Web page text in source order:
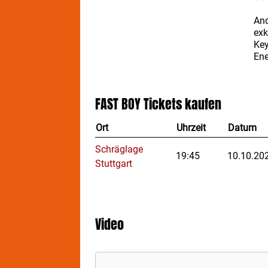
FAST BOYTickets kaufen
Ort Uhrzeit Datum
Schräglage
Stuttgart
19:45
Video